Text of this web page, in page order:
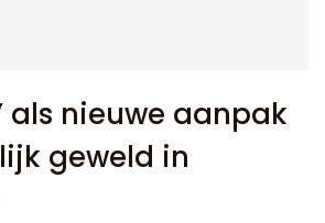
als nieuwe aanpak
geweld in